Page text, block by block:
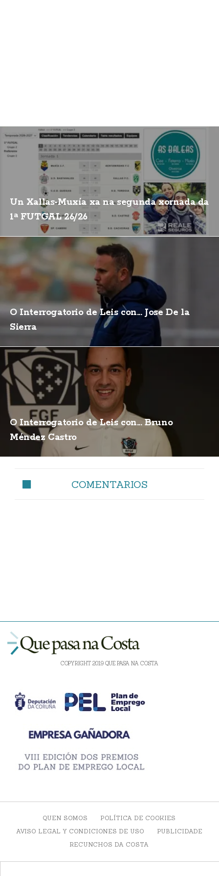
Un Xallas-Muxía xa na segunda xornada da
1ª FUTGAL 26/26
O Interrogatorio de Leis con... Jose De la
Sierra
O Interrogatorio de Leis con... Bruno
Méndez Castro
COMENTARIOS
COPYRIGHT 2019 QUE PASA NA COSTA
QUEN SOMOS
POLÍTICA DE COOKIES
AVISO LEGAL Y CONDICIONES DE USO
PUBLICIDADE
RECUNCHOS DA COSTA